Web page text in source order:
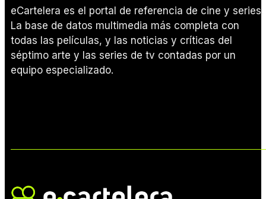
eCartelera es el portal de referencia de cine y series.
La base de datos multimedia más completa con
todas las películas, y las noticias y críticas del
séptimo arte y las series de tv contadas por un
equipo especializado.